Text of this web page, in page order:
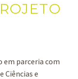
em parceria com
Ciências e